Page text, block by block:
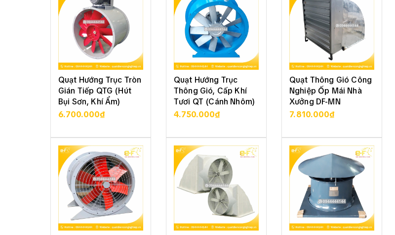
Quạt Hướng Trục Tròn
Gián Tiếp QTG (Hút
Bụi Sơn, Khí Ẩm)
6.700.000₫
XEM CHI TIẾT
Quạt Hướng Trục
Thông Gió, Cấp Khí
Tươi QT (Cánh Nhôm)
4.750.000₫
XEM CHI TIẾT
Quạt Thông Gió Công
Nghiệp Ốp Mái Nhà
Xưởng DF-MN
7.810.000₫
XEM CHI TIẾT